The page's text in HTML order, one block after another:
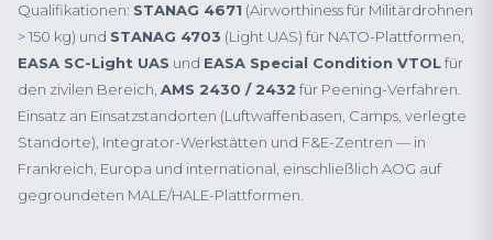
Qualifikationen: STANAG 4671 (Airworthiness für Militärdrohnen
> 150 kg) und STANAG 4703 (Light UAS) für NATO-Plattformen,
EASA SC-Light UAS und EASA Special Condition VTOLfür
den zivilen Bereich, AMS 2430 / 2432 für Peening-Verfahren.
Einsatz an Einsatzstandorten (Luftwaffenbasen, Camps, verlegte
Standorte), Integrator-Werkstätten und F&E-Zentren — in
Frankreich, Europa und international, einschließlich AOG auf
gegroundeten MALE/HALE-Plattformen.